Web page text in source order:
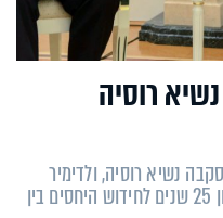
רוסיה
נשיא רוסיה, ולדימיר
פוטין במהלך ביקור מיוחד ברוסיה לציון 25 שנים לחידוש היחסים בין